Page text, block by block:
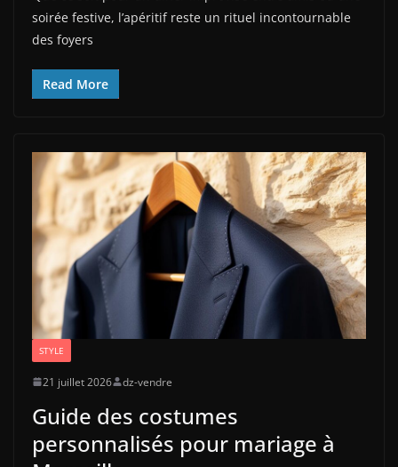
soirée festive, l’apéritif reste un rituel incontournable
des foyers
Read More
STYLE
21 juillet 2026 dz-vendre
Guide des costumes
personnalisés pour mariage à